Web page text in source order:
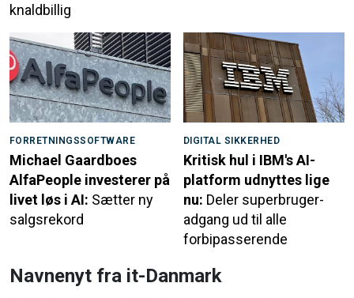
knaldbillig
FORRETNINGSSOFTWARE
Michael Gaardboes
AlfaPeople investerer på
livet løs i AI: Sætter ny
salgsrekord
DIGITAL SIKKERHED
Kritisk hul i IBM's AI-
platform udnyttes lige
nu: Deler superbruger-
adgang ud til alle
forbipasserende
Navnenyt fra it-Danmark